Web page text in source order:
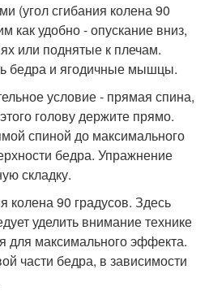
(угол сгибания колена 90
как удобно - опускание вниз,
или поднятые к плечам.
бедра и ягодичные мышцы.
условие - прямая спина,
голову держите прямо.
спиной до максимального
бедра. Упражнение
складку.
колена 90 градусов. Здесь
уделить внимание технике
для максимального эффекта.
части бедра, в зависимости